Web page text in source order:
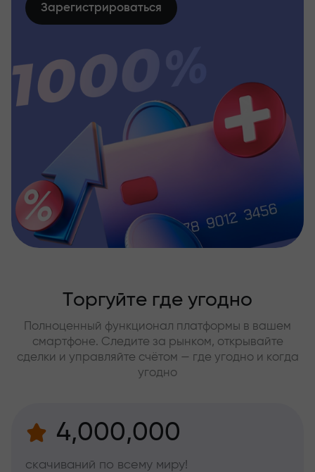
Зарегистрироваться
Торгуйте где угодно
Полноценный функционал платформы в вашем
смартфоне. Следите за рынком, открывайте
сделки и управляйте счётом — где угодно и когда
угодно
4,000,000
скачиваний по всему миру!